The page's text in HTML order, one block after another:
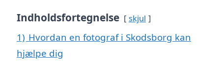
Indholdsfortegnelse skjul
1) Hvordan en fotograf i Skodsborg kan
hjælpe dig